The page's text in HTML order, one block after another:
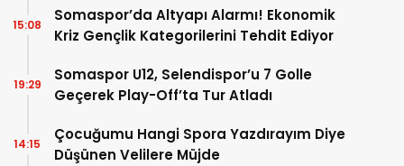
Somaspor’da Altyapı Alarmı! Ekonomik
Kriz Gençlik Kategorilerini Tehdit Ediyor
15:08
Somaspor U12, Selendispor’u 7 Golle
Geçerek Play-Off’ta Tur Atladı
19:29
Çocuğumu Hangi Spora Yazdırayım Diye
Düşünen Velilere Müjde
14:15